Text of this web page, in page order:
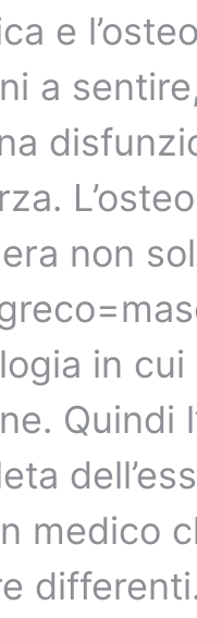
e
a
non
in
Quindi
medico